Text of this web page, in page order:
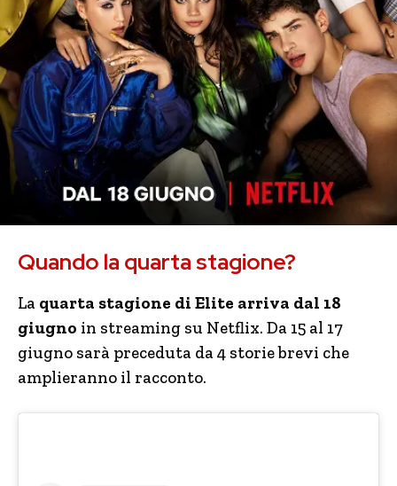
Quando la quarta stagione?
La quarta stagione di Elite arriva dal 18
giugno in streaming su Netflix. Da 15 al 17
giugno sarà preceduta da 4 storie brevi che
amplieranno il racconto.